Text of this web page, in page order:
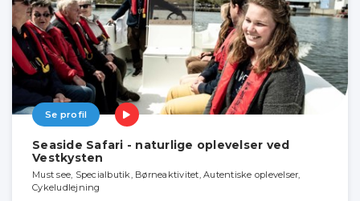
Se profil
Seaside Safari - naturlige oplevelser ved
Vestkysten
Must see, Specialbutik, Børneaktivitet, Autentiske oplevelser,
Cykeludlejning